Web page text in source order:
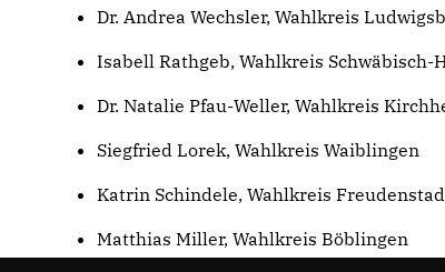
Dr. Andrea Wechsler, Wahlkreis
Isabell Rathgeb, Wahlkreis Schwäbisch-
Dr. Natalie Pfau-Weller, Wahlkreis
Siegfried Lorek, Wahlkreis Waiblingen
Katrin Schindele, Wahlkreis
Matthias Miller, Wahlkreis Böblingen